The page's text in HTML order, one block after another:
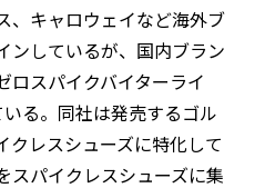
、キャロウェイなど海外ブ
ンしているが、国内ブラン
ロスパイクバイターライ
る。同社は発売するゴル
クレスシューズに特化して
スパイクレスシューズに集